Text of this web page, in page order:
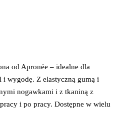
od Apronée – idealne dla
wygodę. Z elastyczną gumą i
nogawkami i z tkaniną z
i po pracy. Dostępne w wielu